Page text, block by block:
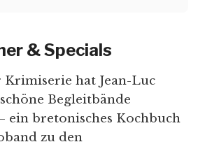
& Specials
Krimiserie hat Jean-Luc
Begleitbände
ein bretonisches Kochbuch
zu den